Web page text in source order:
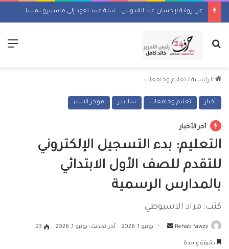
عن رواية لإحسان عبد القدوس .. نبيلة عبيد تعود إلى ماسبيرو بمسلسل إذاعي
بحث عن
الرئيسية / تعليم وجامعات
أخبار تعليم وجامعات سلايدر موجز الانباء
أخر الأخبار
التعليم: بدء التسجيل الإلكتروني
للتقدم للصف الأول الابتدائي
بالمدارس الرسمية
كتب: مراد الاسيوطي
Rehab fawzy
أرسل يونيو 1, 2026 آخر تحديث: يونيو 1, 2026 23
دقيقة واحدة